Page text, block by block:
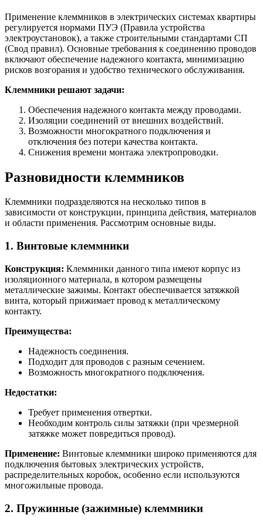
Применение клеммников в электрических системах квартиры
регулируется нормами ПУЭ (Правила устройства
электроустановок), а также строительными стандартами СП
(Свод правил). Основные требования к соединению проводов
включают обеспечение надежного контакта, минимизацию
рисков возгорания и удобство технического обслуживания.
Клеммники решают задачи:
Обеспечения надежного контакта между проводами.
Изоляции соединений от внешних воздействий.
Возможности многократного подключения и
отключения без потери качества контакта.
Снижения времени монтажа электропроводки.
Разновидности клеммников
Клеммники подразделяются на несколько типов в
зависимости от конструкции, принципа действия, материалов
и области применения. Рассмотрим основные виды.
1. Винтовые клеммники
Конструкция: Клеммники данного типа имеют корпус из
изоляционного материала, в котором размещены
металлические зажимы. Контакт обеспечивается затяжкой
винта, который прижимает провод к металлическому
контакту.
Преимущества:
Надежность соединения.
Подходит для проводов с разным сечением.
Возможность многократного подключения.
Недостатки:
Требует применения отвертки.
Необходим контроль силы затяжки (при чрезмерной
затяжке может повредиться провод).
Применение: Винтовые клеммники широко применяются для
подключения бытовых электрических устройств,
распределительных коробок, особенно если используются
многожильные провода.
2. Пружинные (зажимные) клеммники